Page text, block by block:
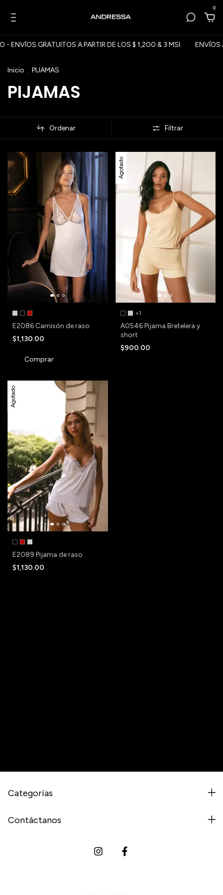
0
ENVÍOS GRATUITOS A PARTIR DE LOS $ 1,200 & 3 MSI. ENVÍOS
Inicio . PIJAMAS
PIJAMAS
Ordenar Filtrar
E2086 Camisón de raso
$1,130.00
Comprar
Agotado
+1
A0546 Pijama Bretelera y
short
$900.00
Agotado
E2089 Pijama de raso
$1,130.00
Categorías
Contáctanos